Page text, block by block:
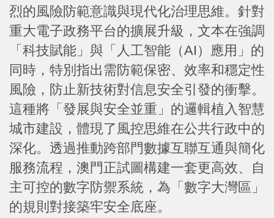
烈的風險防範意識與現代化治理思維。針對
重大電子政務平台的擴展升級，文本在強調
「科技賦能」與「人工智能（AI）應用」的
同時，特別指出需防範保密、效率和穩定性
風險，防止新技術對信息安全引發的衝擊。
這種將「發展與安全並重」的邏輯植入智慧
城市建設，體現了風控思維在公共行政中的
深化。透過推動跨部門數據互聯互通與簡化
服務流程，澳門正試圖構建一套更高效、自
主可控的數字防禦系統，為「數字大灣區」
的規則對接築牢安全底座。